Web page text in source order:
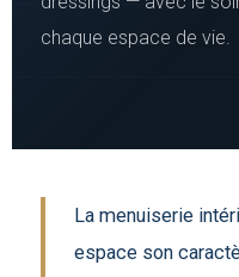
chaque espace de vie.
La menuiserie
espace son